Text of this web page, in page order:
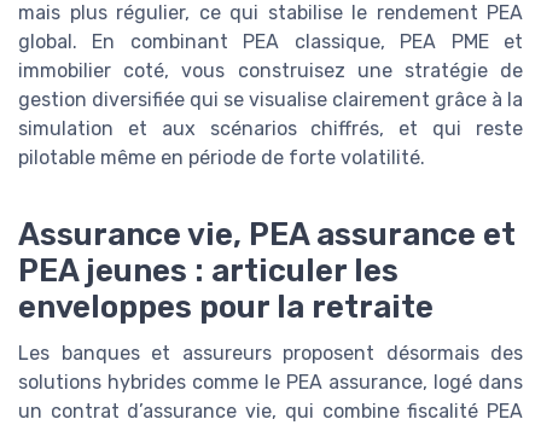
mais plus régulier, ce qui stabilise le rendement PEA
global. En combinant PEA classique, PEA PME et
immobilier coté, vous construisez une stratégie de
gestion diversifiée qui se visualise clairement grâce à la
simulation et aux scénarios chiffrés, et qui reste
pilotable même en période de forte volatilité.
Assurance vie, PEA assurance et
PEA jeunes : articuler les
enveloppes pour la retraite
Les banques et assureurs proposent désormais des
solutions hybrides comme le PEA assurance, logé dans
un contrat d’assurance vie, qui combine fiscalité PEA